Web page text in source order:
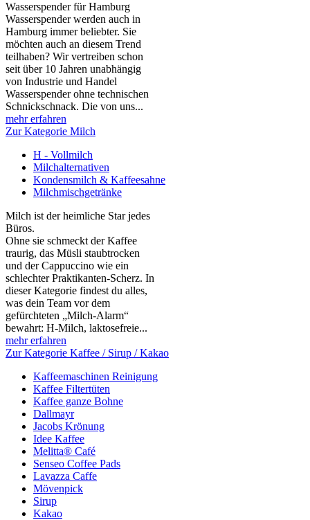
Wasserspender für Hamburg
Wasserspender werden auch in
Hamburg immer beliebter. Sie
möchten auch an diesem Trend
teilhaben? Wir vertreiben schon
seit über 10 Jahren unabhängig
von Industrie und Handel
Wasserspender ohne technischen
Schnickschnack. Die von uns...
mehr erfahren
Zur Kategorie Milch
H - Vollmilch
Milchalternativen
Kondensmilch & Kaffeesahne
Milchmischgetränke
Milch ist der heimliche Star jedes
Büros.
Ohne sie schmeckt der Kaffee
traurig, das Müsli staubtrocken
und der Cappuccino wie ein
schlechter Praktikanten‑Scherz. In
dieser Kategorie findest du alles,
was dein Team vor dem
gefürchteten „Milch‑Alarm“
bewahrt: H‑Milch, laktosefreie...
mehr erfahren
Zur Kategorie Kaffee / Sirup / Kakao
Kaffeemaschinen Reinigung
Kaffee Filtertüten
Kaffee ganze Bohne
Dallmayr
Jacobs Krönung
Idee Kaffee
Melitta® Café
Senseo Coffee Pads
Lavazza Caffe
Mövenpick
Sirup
Kakao